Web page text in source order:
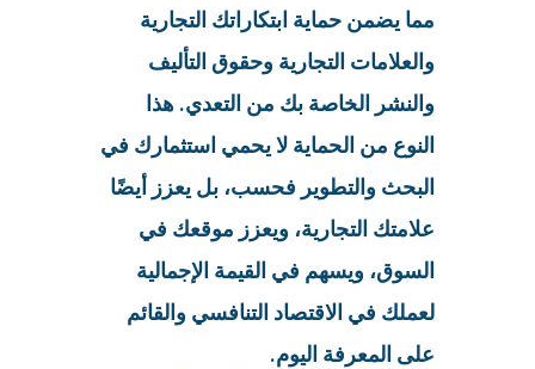
مما يضمن حماية ابتكاراتك التجارية
والعلامات التجارية وحقوق التأليف
والنشر الخاصة بك من التعدي. هذا
النوع من الحماية لا يحمي استثمارك في
البحث والتطوير فحسب، بل يعزز أيضًا
علامتك التجارية، ويعزز موقعك في
السوق، ويسهم في القيمة الإجمالية
لعملك في الاقتصاد التنافسي والقائم
على المعرفة اليوم.